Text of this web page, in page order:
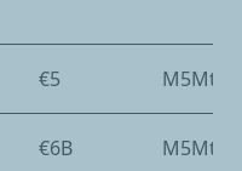
€5 M5Mt
€6B M5Mt